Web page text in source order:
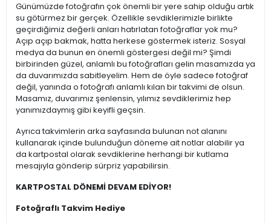
Günümüzde fotoğrafın çok önemli bir yere sahip olduğu artık
su götürmez bir gerçek. Özellikle sevdiklerimizle birlikte
geçirdiğimiz değerli anları hatırlatan fotoğraflar yok mu?
Açıp açıp bakmak, hatta herkese göstermek isteriz. Sosyal
medya da bunun en önemli göstergesi değil mi? Şimdi
birbirinden güzel, anlamlı bu fotoğrafları gelin masamızda ya
da duvarımızda sabitleyelim. Hem de öyle sadece fotoğraf
değil, yanında o fotoğrafı anlamlı kılan bir takvimi de olsun.
Masamız, duvarımız şenlensin, yılımız sevdiklerimiz hep
yanımızdaymış gibi keyifli geçsin.
Ayrıca takvimlerin arka sayfasında bulunan not alanını
kullanarak içinde bulunduğun döneme ait notlar alabilir ya
da kartpostal olarak sevdiklerine herhangi bir kutlama
mesajıyla gönderip sürpriz yapabilirsin.
KARTPOSTAL DÖNEMİ DEVAM EDİYOR!
Fotoğraflı Takvim Hediye